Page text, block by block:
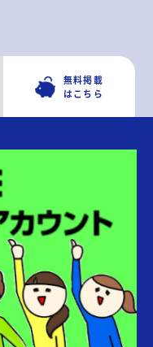
無料掲載
はこちら